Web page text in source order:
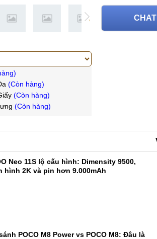
(Còn hàng)
(Còn hàng)
(Còn hàng)
Neo 11S lộ cấu hình: Dimensity 9500,
hình 2K và pin hơn 9.000mAh
POCO M8 Power vs POCO M8: Đâu là